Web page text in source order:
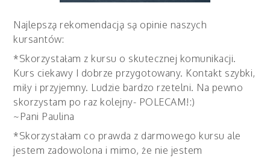
Najlepszą rekomendacją są opinie naszych
kursantów:
*Skorzystałam z kursu o skutecznej komunikacji.
Kurs ciekawy I dobrze przygotowany. Kontakt szybki,
miły i przyjemny. Ludzie bardzo rzetelni. Na pewno
skorzystam po raz kolejny- POLECAM!:)
~Pani Paulina
*Skorzystałam co prawda z darmowego kursu ale
jestem zadowolona i mimo, że nie jestem